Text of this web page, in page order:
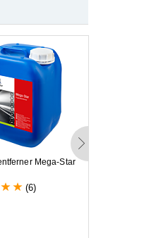
ntferner Mega-Star
(6)